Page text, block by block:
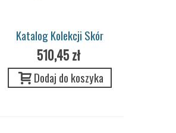
Katalog Kolekcji Skór
Samochodowych
510,45 zł
Dodaj do koszyka